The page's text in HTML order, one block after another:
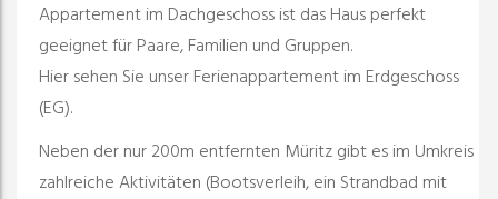
Appartement im Dachgeschoss ist das Haus perfekt
geeignet für Paare, Familien und Gruppen.
Hier sehen Sie unser Ferienappartement im Erdgeschoss
(EG).
Neben der nur 200m entfernten Müritz gibt es im Umkreis
zahlreiche Aktivitäten (Bootsverleih, ein Strandbad mit